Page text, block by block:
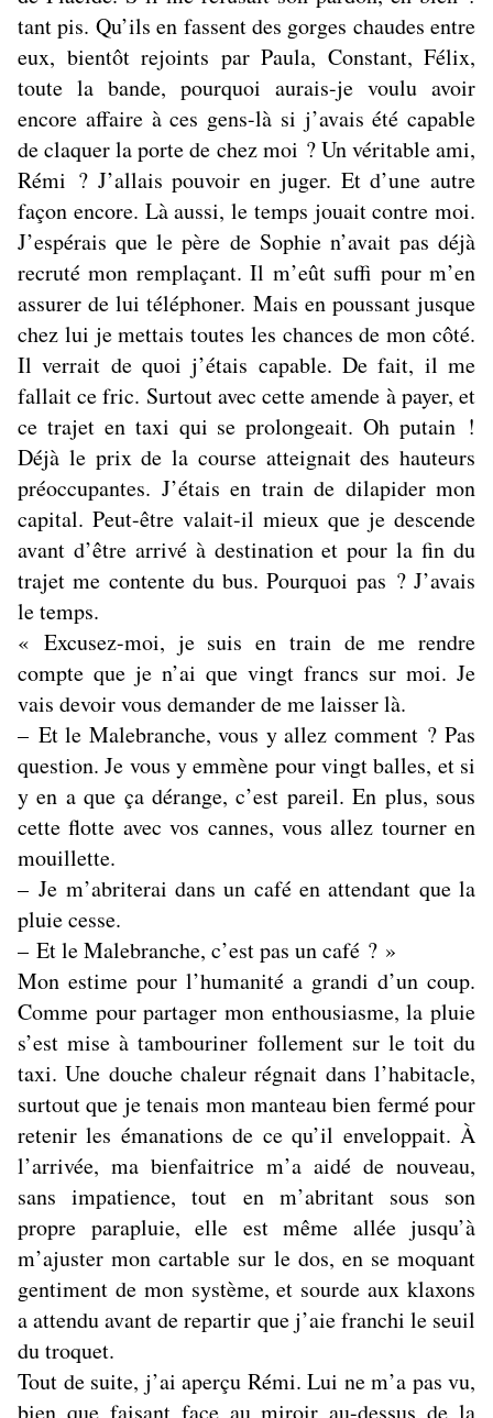
tant pis. Qu’ils en fassent des gorges chaudes entre
eux, bientôt rejoints par Paula, Constant, Félix,
toute la bande, pourquoi aurais-je voulu avoir
encore affaire à ces gens-là si j’avais été capable
de claquer la porte de chez moi ? Un véritable ami,
Rémi ? J’allais pouvoir en juger. Et d’une autre
façon encore. Là aussi, le temps jouait contre moi.
J’espérais que le père de Sophie n’avait pas déjà
recruté mon remplaçant. Il m’eût suffi pour m’en
assurer de lui téléphoner. Mais en poussant jusque
chez lui je mettais toutes les chances de mon côté.
Il verrait de quoi j’étais capable. De fait, il me
fallait ce fric. Surtout avec cette amende à payer, et
ce trajet en taxi qui se prolongeait. Oh putain !
Déjà le prix de la course atteignait des hauteurs
préoccupantes. J’étais en train de dilapider mon
capital. Peut-être valait-il mieux que je descende
avant d’être arrivé à destination et pour la fin du
trajet me contente du bus. Pourquoi pas ? J’avais
le temps.
« Excusez-moi, je suis en train de me rendre
compte que je n’ai que vingt francs sur moi. Je
vais devoir vous demander de me laisser là.
– Et le Malebranche, vous y allez comment ? Pas
question. Je vous y emmène pour vingt balles, et si
y en a que ça dérange, c’est pareil. En plus, sous
cette flotte avec vos cannes, vous allez tourner en
mouillette.
– Je m’abriterai dans un café en attendant que la
pluie cesse.
– Et le Malebranche, c’est pas un café ? »
Mon estime pour l’humanité a grandi d’un coup.
Comme pour partager mon enthousiasme, la pluie
s’est mise à tambouriner follement sur le toit du
taxi. Une douche chaleur régnait dans l’habitacle,
surtout que je tenais mon manteau bien fermé pour
retenir les émanations de ce qu’il enveloppait. À
l’arrivée, ma bienfaitrice m’a aidé de nouveau,
sans impatience, tout en m’abritant sous son
propre parapluie, elle est même allée jusqu’à
m’ajuster mon cartable sur le dos, en se moquant
gentiment de mon système, et sourde aux klaxons
a attendu avant de repartir que j’aie franchi le seuil
du troquet.
Tout de suite, j’ai aperçu Rémi. Lui ne m’a pas vu,